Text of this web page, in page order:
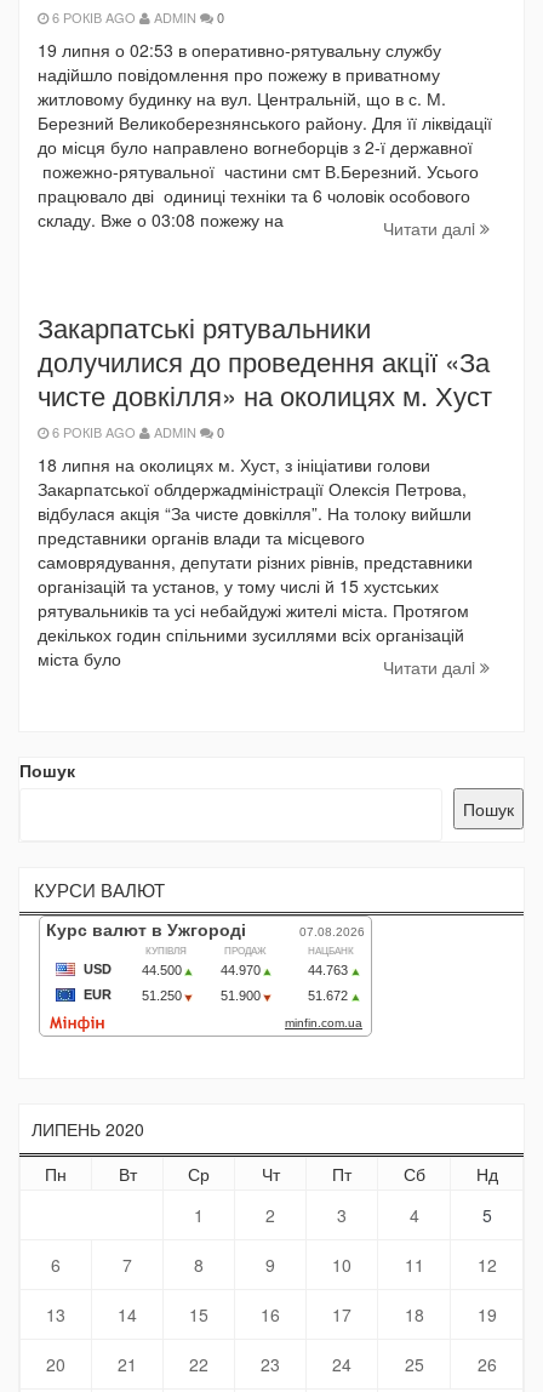
6 РОКІВ AGO ADMIN 0
19 липня о 02:53 в оперативно-рятувальну службу
надійшло повідомлення про пожежу в приватному
житловому будинку на вул. Центральній, що в с. М.
Березний Великоберезнянського району. Для її ліквідації
до місця було направлено вогнеборців з 2-ї державної
пожежно-рятувальної частини смт В.Березний. Усього
працювало дві одиниці техніки та 6 чоловік особового
складу. Вже о 03:08 пожежу на
Читати далi
Закарпатські рятувальники
долучилися до проведення акції «За
чисте довкілля» на околицях м. Хуст
6 РОКІВ AGO ADMIN 0
18 липня на околицях м. Хуст, з ініціативи голови
Закарпатської облдержадміністрації Олексія Петрова,
відбулася акція “За чисте довкілля”. На толоку вийшли
представники органів влади та місцевого
самоврядування, депутати різних рівнів, представники
організацій та установ, у тому числі й 15 хустських
рятувальників та усі небайдужі жителі міста. Протягом
декількох годин спільними зусиллями всіх організацій
міста було
Читати далi
Пошук
Пошук
КУРСИ ВАЛЮТ
ЛИПЕНЬ 2020
Пн
Вт Ср Чт Пт Сб
Нд
1
2 3 4 5
6 7 8 9 10 11 12
13 14 15 16 17 18 19
20 21 22 23 24 25 26